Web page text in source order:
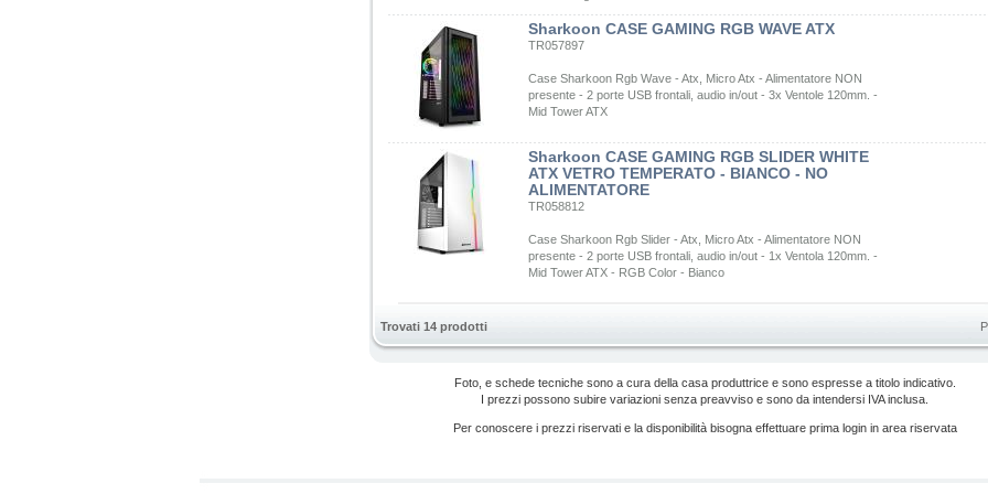
Sharkoon CASE GAMING RGB WAVE ATX
TR057897
Case Sharkoon Rgb Wave - Atx, Micro Atx - Alimentatore NON
presente - 2 porte USB frontali, audio in/out - 3x Ventole 120mm. -
Mid Tower ATX
Sharkoon CASE GAMING RGB SLIDER WHITE
ATX VETRO TEMPERATO - BIANCO - NO
ALIMENTATORE
TR058812
Case Sharkoon Rgb Slider - Atx, Micro Atx - Alimentatore NON
presente - 2 porte USB frontali, audio in/out - 1x Ventola 120mm. -
Mid Tower ATX - RGB Color - Bianco
Trovati 14 prodotti
Foto, e schede tecniche sono a cura della casa produttrice e sono espresse a titolo indicativo.
I prezzi possono subire variazioni senza preavviso e sono da intendersi IVA inclusa.
Per conoscere i prezzi riservati e la disponibilità bisogna effettuare prima login in area riservata